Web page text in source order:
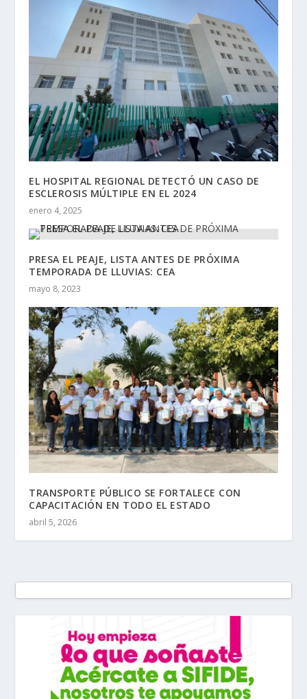
EL HOSPITAL REGIONAL DETECTÓ UN CASO DE
ESCLEROSIS MÚLTIPLE EN EL 2024
enero 4, 2025
PRESA EL PEAJE, LISTA ANTES DE PRÓXIMA
TEMPORADA DE LLUVIAS: CEA
mayo 8, 2023
TRANSPORTE PÚBLICO SE FORTALECE CON
CAPACITACIÓN EN TODO EL ESTADO
abril 5, 2026